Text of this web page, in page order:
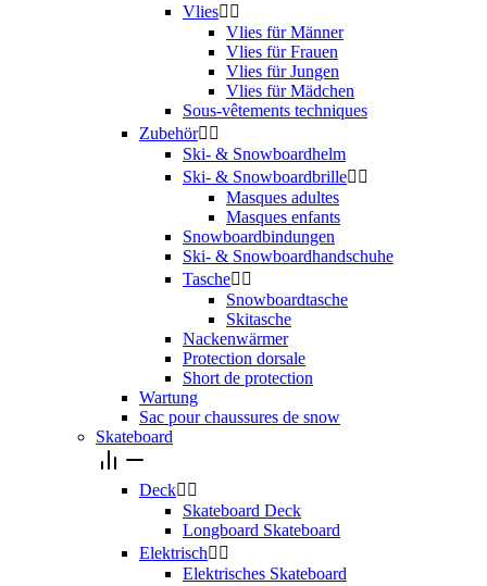
Vlies 
Vlies für Männer
Vlies für Frauen
Vlies für Jungen
Vlies für Mädchen
Sous-vêtements techniques
Zubehör 
Ski- & Snowboardhelm
Ski- & Snowboardbrille 
Masques adultes
Masques enfants
Snowboardbindungen
Ski- & Snowboardhandschuhe
Tasche 
Snowboardtasche
Skitasche
Nackenwärmer
Protection dorsale
Short de protection
Wartung
Sac pour chaussures de snow
Skateboard
Deck 
Skateboard Deck
Longboard Skateboard
Elektrisch 
Elektrisches Skateboard